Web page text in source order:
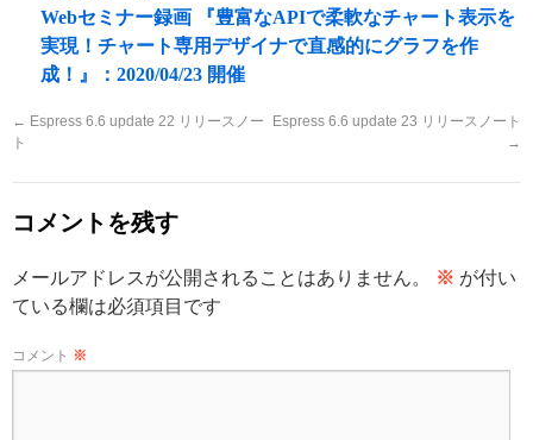
Webセミナー録画 『豊富なAPIで柔軟なチャート表示を
実現！チャート専用デザイナで直感的にグラフを作
成！』：2020/04/23 開催
← Espress 6.6 update 22 リリースノー
ト
Espress 6.6 update 23 リリースノート
→
コメントを残す
メールアドレスが公開されることはありません。 ※ が付い
ている欄は必須項目です
コメント ※